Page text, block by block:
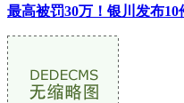
最高被罚30万！银川发布10